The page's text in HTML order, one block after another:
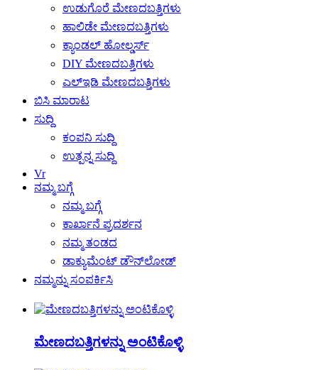
ಉಡುಗೊರೆ ಮೇಣದಬತ್ತಿಗಳು
ಹಾಲಿಡೇ ಮೇಣದಬತ್ತಿಗಳು
ಕ್ಯಾಂಡಲ್ ಹೋಲ್ಡರ್ಸ್
DIY ಮೇಣದಬತ್ತಿಗಳು
ಎಲ್ಇಡಿ ಮೇಣದಬತ್ತಿಗಳು
ಬಿಸಿ ಮಾರಾಟ
ಸುದ್ದಿ
ಕಂಪನಿ ಸುದ್ದಿ
ಉತ್ಪನ್ನ ಸುದ್ದಿ
Vr
ನಮ್ಮ ಬಗ್ಗೆ
ನಮ್ಮ ಬಗ್ಗೆ
ಕಾರ್ಖಾನೆ ಪ್ರದರ್ಶನ
ನಮ್ಮ ತಂಡದ
ಡಾಕ್ಯುಮೆಂಟ್ ಡೌನ್‌ಲೋಡ್
ನಮ್ಮನ್ನು ಸಂಪರ್ಕಿಸಿ
ಮೇಣದಬತ್ತಿಗಳನ್ನು ಅಂಟಿಕೊಳ್ಳಿ